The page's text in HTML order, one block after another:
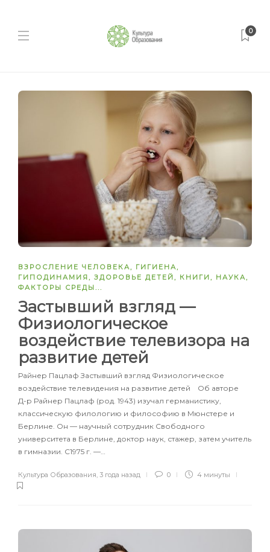
0
ВЗРОСЛЕНИЕ ЧЕЛОВЕКА , ГИГИЕНА ,
ГИПОДИНАМИЯ , ЗДОРОВЬЕ ДЕТЕЙ , КНИГИ , НАУКА ,
ФАКТОРЫ СРЕДЫ
Застывший взгляд —
Физиологическое
воздействие телевизора на
развитие детей
Райнер Пацлаф Застывший взгляд Физиологическое
воздействие телевидения на развитие детей Об авторе
Д-р Райнер Пацлаф (род. 1943) изучал германистику,
классическую филологию и философию в Мюнстере и
Берлине. Он — научный сотрудник Свободного
университета в Берлине, доктор наук, стажер, затем учитель
в гимназии. С1975 г. —…
Культура Образования 3 года назад 0 4 минуты